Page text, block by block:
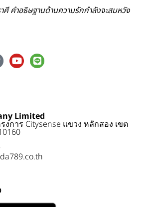
ศี คำอธิษฐานด้านความรักกำลังจะสมหวัง
Limited
งการ Citysense แขวง หลักสอง เขต